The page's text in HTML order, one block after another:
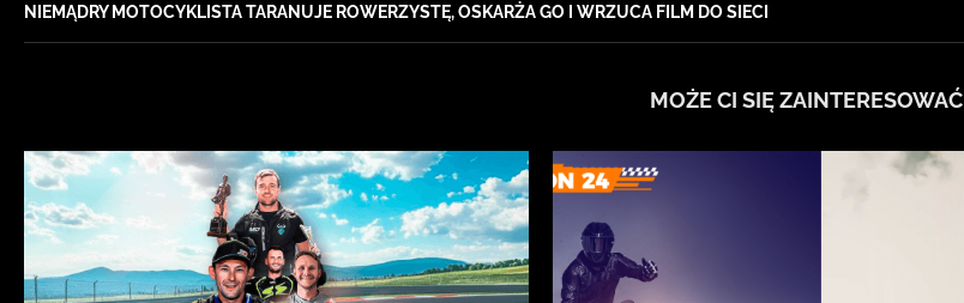
NIEMĄDRY MOTOCYKLISTA TARANUJE ROWERZYSTĘ, OSKARŻA GO I WRZUCA FILM DO SIECI
MOŻE CI SIĘ ZAINTERESOWAĆ